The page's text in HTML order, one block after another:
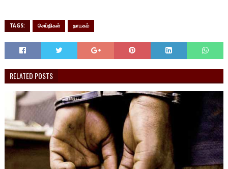
TAGS: செய்திகள் தாயகம்
RELATED POSTS